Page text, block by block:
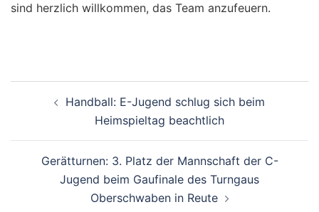
sind herzlich willkommen, das Team anzufeuern.
Handball: E-Jugend schlug sich beim
Heimspieltag beachtlich
Gerätturnen: 3. Platz der Mannschaft der C-
Jugend beim Gaufinale des Turngaus
Oberschwaben in Reute